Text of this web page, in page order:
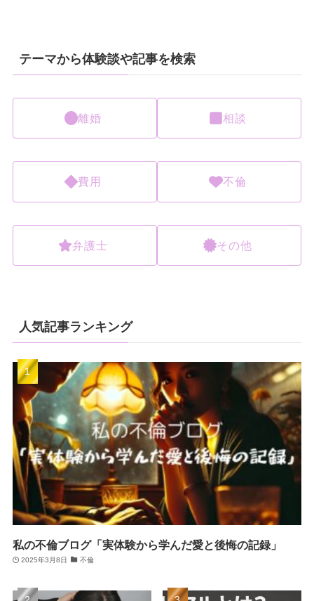
テーマから体験談や記事を検索
離婚 相談
費用 不倫
弁護士 その他
人気記事ランキング
私の不倫ブログ「実体験から学んだ愛と後悔の記録」
2025年3月8日 不倫